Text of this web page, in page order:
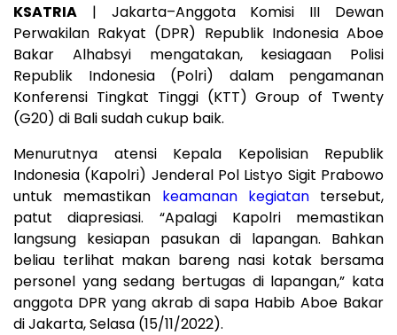
KSATRIA | Jakarta–Anggota Komisi III Dewan
Perwakilan Rakyat (DPR) Republik Indonesia Aboe
Bakar Alhabsyi mengatakan, kesiagaan Polisi
Republik Indonesia (Polri) dalam pengamanan
Konferensi Tingkat Tinggi (KTT) Group of Twenty
(G20) di Bali sudah cukup baik.
Menurutnya atensi Kepala Kepolisian Republik
Indonesia (Kapolri) Jenderal Pol Listyo Sigit Prabowo
untuk memastikan keamanan kegiatantersebut,
patut diapresiasi. “Apalagi Kapolri memastikan
langsung kesiapan pasukan di lapangan. Bahkan
beliau terlihat makan bareng nasi kotak bersama
personel yang sedang bertugas di lapangan,” kata
anggota DPR yang akrab di sapa Habib Aboe Bakar
di Jakarta, Selasa (15/11/2022).